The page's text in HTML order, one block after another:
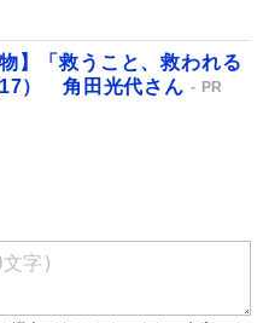
物】「救うこと、救われる
） 角田光代さん
PR